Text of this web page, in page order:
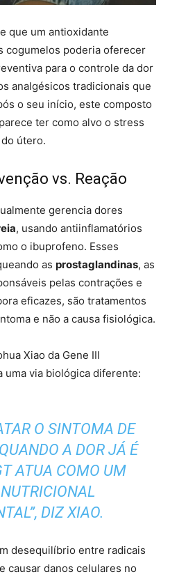
que um antioxidante
cogumelos poderia oferecer
para o controle da dor
analgésicos tradicionais que
o seu início, este composto
ter como alvo o stress
útero.
vs. Reação
gerencia dores
, usando antiinflamatórios
o ibuprofeno. Esses
as prostaglandinas, as
​​pelas contrações e
eficazes, são tratamentos
e não a causa fisiológica.
Xiao da Gene III
uma via biológica diferente:
O SINTOMA DE
A DOR JÁ É
ATUA COMO UM
DIZ XIAO.
desequilíbrio entre radicais
causar danos celulares no